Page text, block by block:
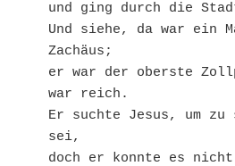
und ging durch die
Und siehe, da war ein
Zachäus;
er war der oberste
war reich.
Er suchte Jesus, um zu
sei,
doch er konnte es nicht